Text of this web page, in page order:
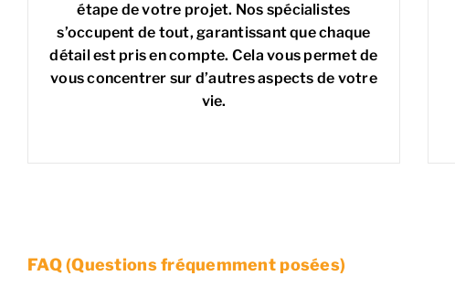
étape de votre projet. Nos spécialistes
s’occupent de tout, garantissant que chaque
détail est pris en compte. Cela vous permet de
vous concentrer sur d’autres aspects de votre
vie.
FAQ (Questions fréquemment posées)